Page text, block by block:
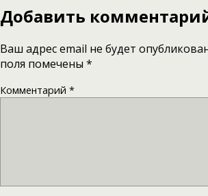
Добавить
Ваш адрес email не будет
поля помечены *
Комментарий *